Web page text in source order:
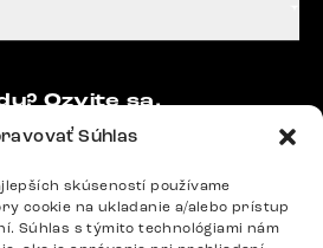
Súhlas
skúseností používame
cookie na ukladanie a/alebo prístup
Súhlas s týmito technológiami nám
Ozvite sa.